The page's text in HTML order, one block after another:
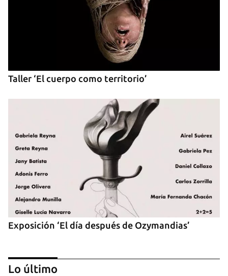
Taller ‘El cuerpo como territorio’
Exposición ‘El día después de Ozymandias’
Lo último